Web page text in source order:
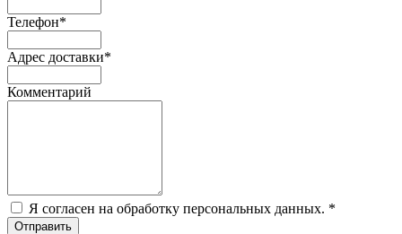
Телефон*
Адрес доставки*
Комментарий
Я согласен на обработку персональных данных. *